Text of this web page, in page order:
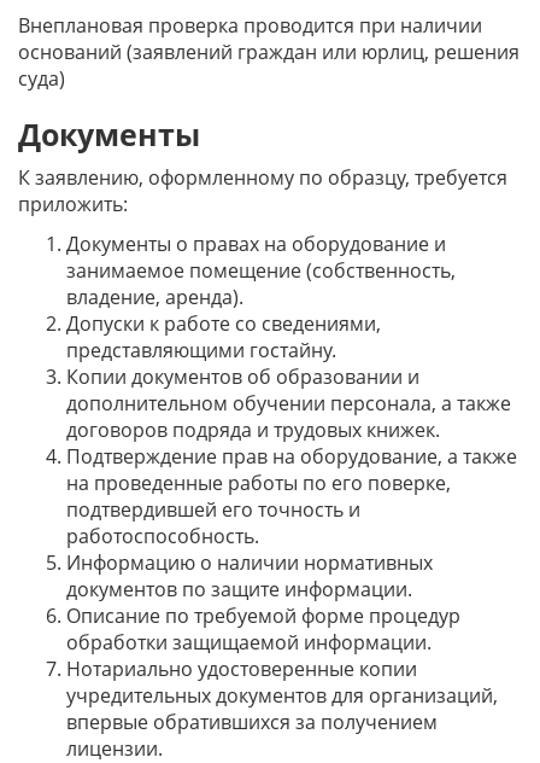
Внеплановая проверка проводится при наличии
оснований (заявлений граждан или юрлиц, решения
суда)
Документы
К заявлению, оформленному по образцу, требуется
приложить:
Документы о правах на оборудование и
занимаемое помещение (собственность,
владение, аренда).
Допуски к работе со сведениями,
представляющими гостайну.
Копии документов об образовании и
дополнительном обучении персонала, а также
договоров подряда и трудовых книжек.
Подтверждение прав на оборудование, а также
на проведенные работы по его поверке,
подтвердившей его точность и
работоспособность.
Информацию о наличии нормативных
документов по защите информации.
Описание по требуемой форме процедур
обработки защищаемой информации.
Нотариально удостоверенные копии
учредительных документов для организаций,
впервые обратившихся за получением
лицензии.